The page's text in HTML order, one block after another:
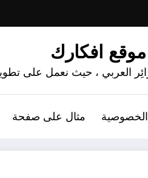
موقع افكارك
العربي ، حيث نعمل على
مثال على صفحة